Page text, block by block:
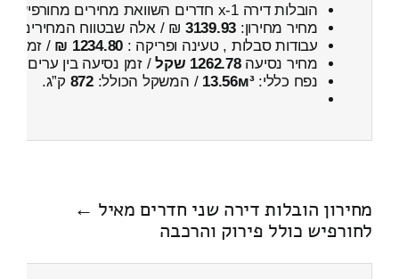
הובלות דירה 1-x חדרים השוואת מחירים מחורפיש ← ליהוד
מחיר מחירון: 3139.93 ₪ / אלה שבטווח המחירים
עבודות סבלות , טעינה ופריקה : 1234.80 ₪ / זמן :
מחיר נסיעה1262.78 שקל / זמן נסיעה בין ערים
נפח כללי:13.56м³ / המשקל הכולל:872 ק”ג.
מחירון הובלות דירה שני חדרים מאיל ←
לחורפיש כולל פירוק והרכבה